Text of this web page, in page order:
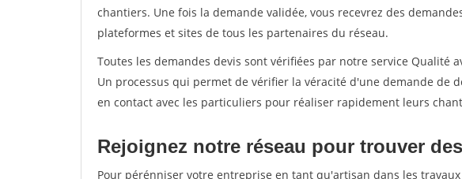
chantiers. Une fois la demande validée, vous recevrez des
plateformes et sites de tous les partenaires du réseau.
Toutes les demandes devis sont vérifiées par notre service Qualité
Un processus qui permet de vérifier la véracité d'une demande de
en contact avec les particuliers pour réaliser rapidement leurs
Rejoignez notre réseau pour trouver
Pour pérénniser votre entreprise en tant qu'artisan dans les